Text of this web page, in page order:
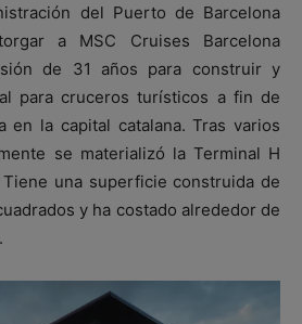
del Puerto de Barcelona
a MSC Cruises Barcelona
de 31 años para construir y
para cruceros turísticos a fin de
en la capital catalana. Tras varios
se materializó la Terminal H
una superficie construida de
y ha costado alrededor de